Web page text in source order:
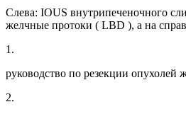
Слева: IOUS внутрипеченочного
желчные протоки ( LBD ), а на
1.
руководство по резекции опухолей
2.